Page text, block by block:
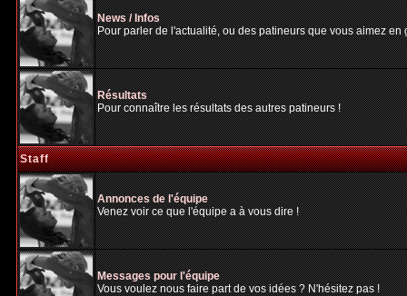
News / Infos
Pour parler de l'actualité, ou des patineurs que vous aimez
Résultats
Pour connaître les résultats des autres patineurs !
Staff
Annonces de l'équipe
Venez voir ce que l'équipe a à vous dire !
Messages pour l'équipe
Vous voulez nous faire part de vos idées ? N'hésitez pas !